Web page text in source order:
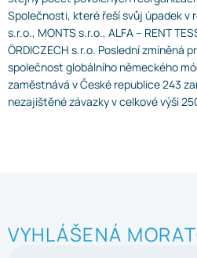
Společnosti, které řeší svůj úpadek v
s.r.o., MONTS s.r.o., ALFA – RENT
ÖRDICZECH s.r.o. Poslední zmíněná
společnost globálního německého
zaměstnává v České republice 243
nezajištěné závazky v celkové výši
VYHLÁŠENÁ